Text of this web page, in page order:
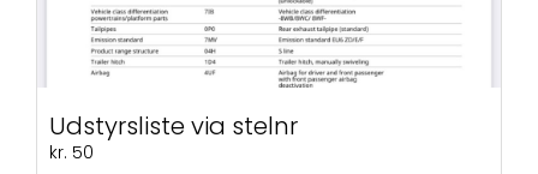
Udstyrsliste via stelnr
kr. 50